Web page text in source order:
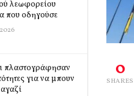
λεωφορείου
που οδηγούσε
πλαστογράφησαν
για να μπουν
0
SHARES